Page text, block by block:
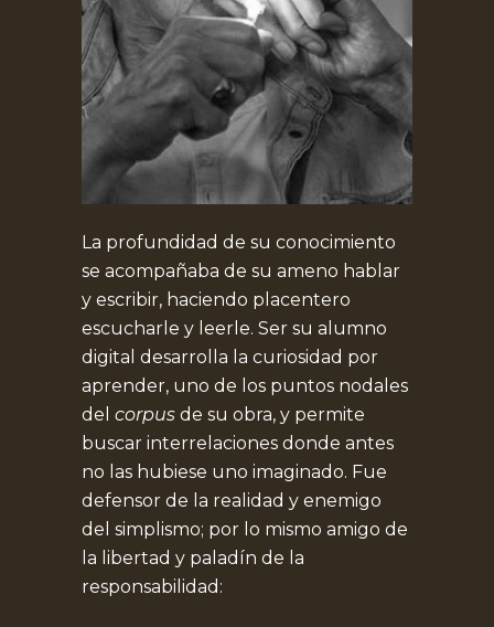
La profundidad de su conocimiento
se acompañaba de su ameno hablar
y escribir, haciendo placentero
escucharle y leerle. Ser su alumno
digital desarrolla la curiosidad por
aprender, uno de los puntos nodales
del corpus de su obra, y permite
buscar interrelaciones donde antes
no las hubiese uno imaginado. Fue
defensor de la realidad y enemigo
del simplismo; por lo mismo amigo de
la libertad y paladín de la
responsabilidad: